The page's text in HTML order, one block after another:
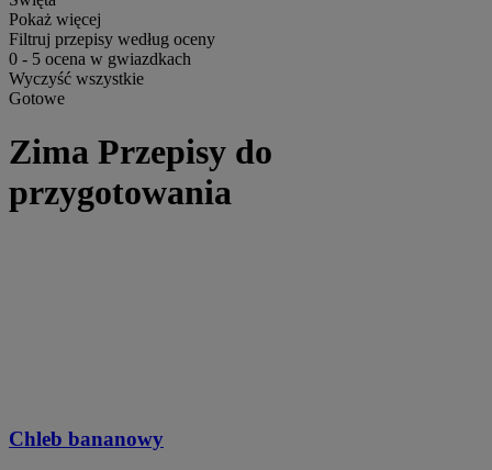
Pokaż więcej
Filtruj przepisy według oceny
0 - 5 ocena w gwiazdkach
Wyczyść wszystkie
Gotowe
Zima Przepisy do
przygotowania
Chleb bananowy